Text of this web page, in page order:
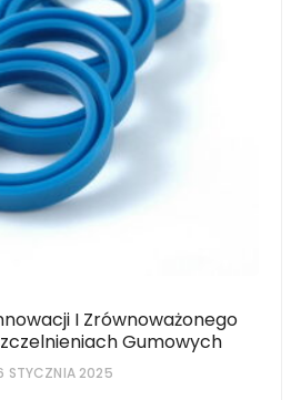
I Zrównoważonego
Gumowych
STYCZNIA 2025